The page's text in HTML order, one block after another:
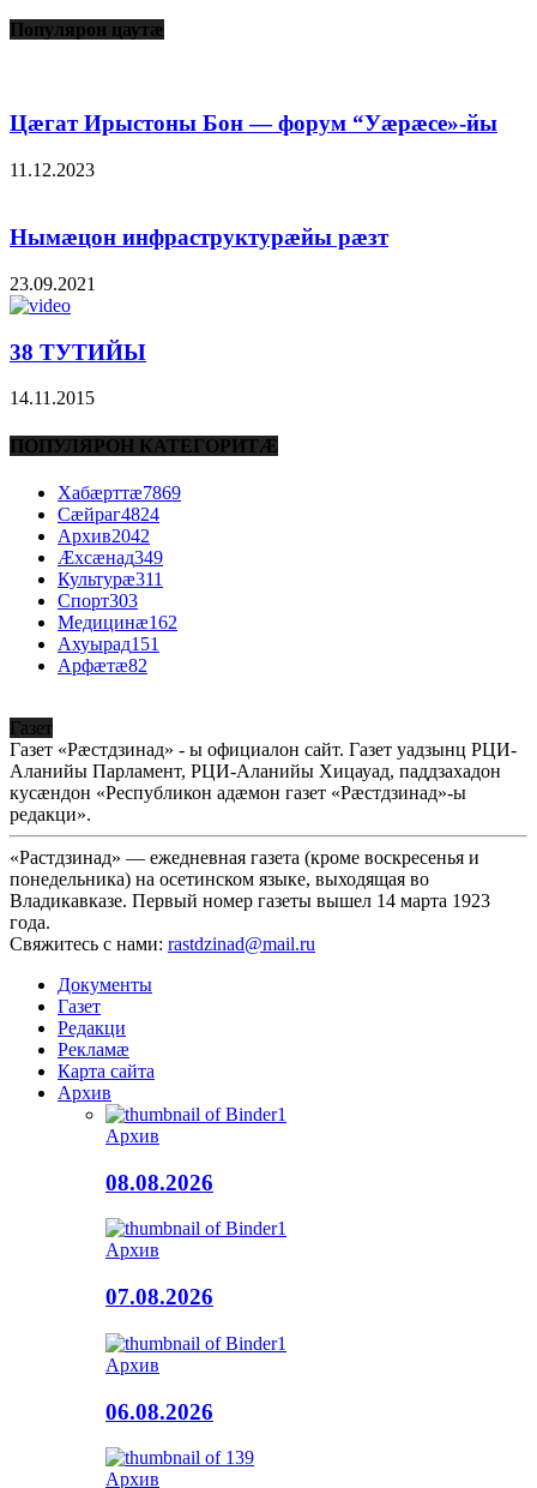
Популярон цаутæ
Цæгат Ирыстоны Бон — форум “Уæрæсе»-йы
11.12.2023
Нымæцон инфраструктурæйы рæзт
23.09.2021
38 ТУТИЙЫ
14.11.2015
ПОПУЛЯРОН КАТЕГОРИТÆ
Хабæрттæ7869
Сæйраг4824
Архив2042
Æхсæнад349
Культурæ311
Спорт303
Медицинæ162
Ахуырад151
Арфæтæ82
Газет
Газет «Рæстдзинад» - ы официалон сайт. Газет уадзынц РЦИ-
Аланийы Парламент, РЦИ-Аланийы Хицауад, паддзахадон
кусæндон «Республикон адæмон газет «Рæстдзинад»-ы
редакци».
«Растдзинад» — ежедневная газета (кроме воскресенья и
понедельника) на осетинском языке, выходящая во
Владикавказе. Первый номер газеты вышел 14 марта 1923
года.
Свяжитесь с нами: rastdzinad@mail.ru
Документы
Газет
Редакци
Рекламæ
Карта сайта
Архив
Архив
08.08.2026
Архив
07.08.2026
Архив
06.08.2026
Архив